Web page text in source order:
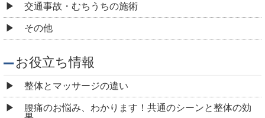
交通事故・むちうちの施術
その他
お役立ち情報
整体とマッサージの違い
腰痛のお悩み、わかります！共通のシーンと整体の効